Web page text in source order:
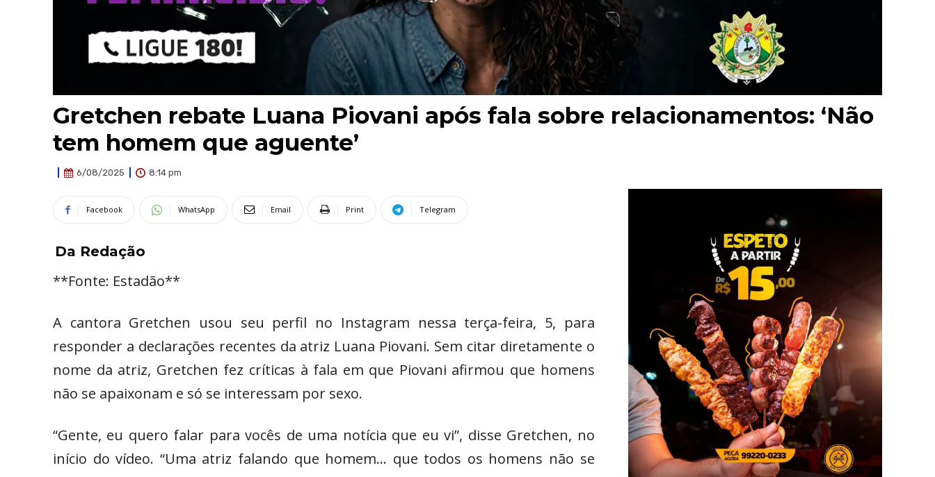
Gretchen rebate Luana Piovani após fala sobre relacionamentos: ‘Não
tem homem que aguente’
6/08/2025 8:14 pm
Facebook WhatsApp Email Print Telegram
Da Redação
**Fonte: Estadão**
A cantora Gretchen usou seu perfil no Instagram nessa terça-feira, 5, para
responder a declarações recentes da atriz Luana Piovani. Sem citar diretamente o
nome da atriz, Gretchen fez críticas à fala em que Piovani afirmou que homens
não se apaixonam e só se interessam por sexo.
“Gente, eu quero falar para vocês de uma notícia que eu vi”, disse Gretchen, no
início do vídeo. “Uma atriz falando que homem… que todos os homens não se